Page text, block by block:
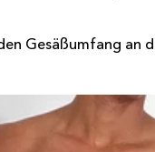
Gesäßumfang an